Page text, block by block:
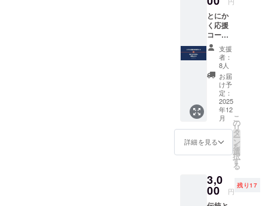
い。
お届け
する商
品のラ
ベルに
記載さ
れてい
ます。
開封前
にリ
ターン
に貼付
された
ラベル
や注意
書きを
い。
産「川
添茶」
を使用
してお
りま
す。和
と洋が
心地よ
く調和
する味
わい
は、
ほっと
一息つ
きたい
す。 ※
原材料
および
とにか
く応援
コー
ス！ 温
かなご
支援に
感謝し
ます。
【提供
内容】
またた
びさん
のポス
トカー
ドで、
心を込
礼の
メッ
セージ
支援
者：
8人
お届
け予
定：
2025
年12
月
詳細を見る
こ
の
リ
タ
ー
ン
を
選
択
す
る
3,0
00 円
残り17